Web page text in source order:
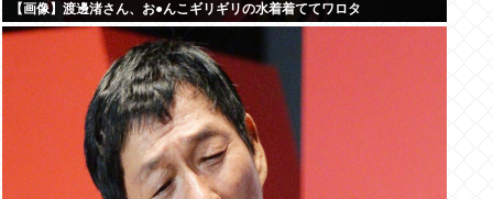
【画像】渡邊渚さん、お●んこギリギリの水着着ててワロタ